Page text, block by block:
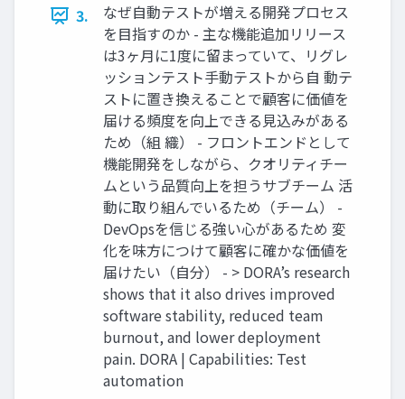
3.
なぜ自動テストが増える開発プロセス
を目指すのか - 主な機能追加リリース
は3ヶ月に1度に留まっていて、リグレ
ッションテスト手動テストから自 動テ
ストに置き換えることで顧客に価値を
届ける頻度を向上できる見込みがある
ため（組 織） - フロントエンドとして
機能開発をしながら、クオリティチー
ムという品質向上を担うサブチーム 活
動に取り組んでいるため（チーム） -
DevOpsを信じる強い心があるため 変
化を味方につけて顧客に確かな価値を
届けたい（自分） - > DORA’s research
shows that it also drives improved
software stability, reduced team
burnout, and lower deployment
pain. DORA | Capabilities: Test
automation